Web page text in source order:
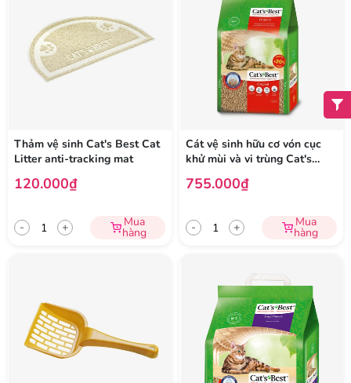
Thảm vệ sinh Cat's Best Cat
Litter anti-tracking mat
120.000₫
- + Mua
hàng
Cát vệ sinh hữu cơ vón cục
khử mùi và vi trùng Cat's
755.000₫
- + Mua
hàng